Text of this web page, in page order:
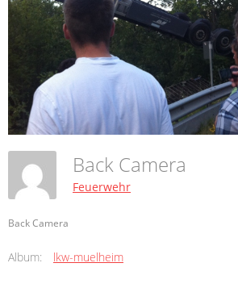
Back Camera
Feuerwehr
Back Camera
Album: lkw-muelheim